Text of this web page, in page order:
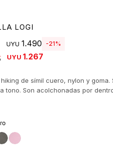
LOGI
UYU 1.490
21
UYU 1.267
de símil cuero, nylon y goma.
tono. Son acolchonadas por
y abrigo.